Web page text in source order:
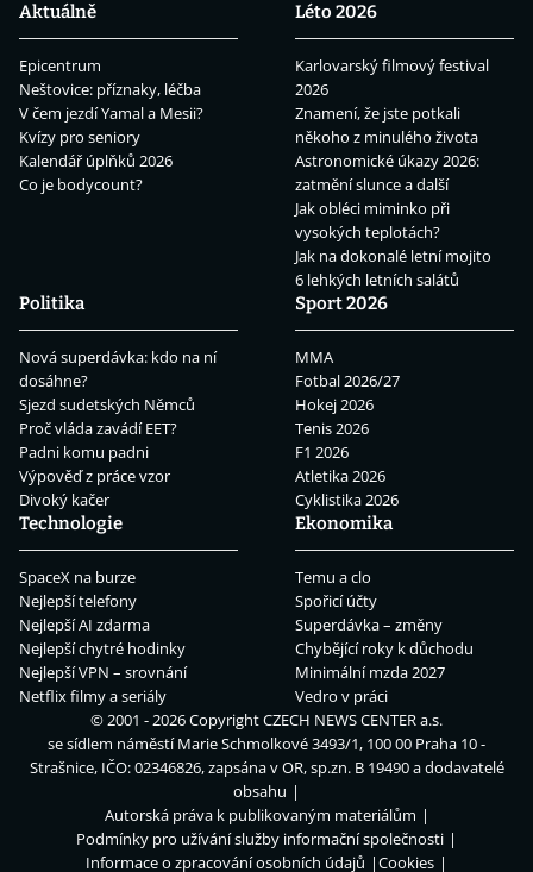
Aktuálně
Epicentrum
Neštovice: příznaky, léčba
V čem jezdí Yamal a Mesii?
Kvízy pro seniory
Kalendář úplňků 2026
Co je bodycount?
Léto 2026
Karlovarský filmový festival
2026
Znamení, že jste potkali
někoho z minulého života
Astronomické úkazy 2026:
zatmění slunce a další
Jak obléci miminko při
vysokých teplotách?
Jak na dokonalé letní mojito
6 lehkých letních salátů
Politika
Nová superdávka: kdo na ní
dosáhne?
Sjezd sudetských Němců
Proč vláda zavádí EET?
Padni komu padni
Výpověď z práce vzor
Divoký kačer
Sport 2026
MMA
Fotbal 2026/27
Hokej 2026
Tenis 2026
F1 2026
Atletika 2026
Cyklistika 2026
Technologie
SpaceX na burze
Nejlepší telefony
Nejlepší AI zdarma
Nejlepší chytré hodinky
Nejlepší VPN – srovnání
Netflix filmy a seriály
Ekonomika
Temu a clo
Spořicí účty
Superdávka – změny
Chybějící roky k důchodu
Minimální mzda 2027
Vedro v práci
© 2001 - 2026 CopyrightCZECH NEWS CENTER a.s.
se sídlem náměstí Marie Schmolkové 3493/1, 100 00 Praha 10 -
Strašnice, IČO: 02346826, zapsána v OR, sp.zn. B 19490 a dodavatelé
obsahu
Autorská práva k publikovaným materiálům
Podmínky pro užívání služby informační společnosti
Informace o zpracování osobních údajů
Cookies